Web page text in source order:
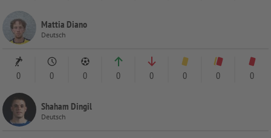
Mattia Diano
Deutsch
0 0 0 0 0 0 0 0
Shaham Dingil
Deutsch